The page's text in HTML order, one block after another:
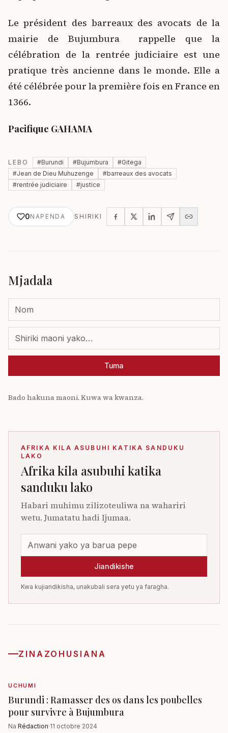
Le président des barreaux des avocats de la
mairie de Bujumbura rappelle que la
célébration de la rentrée judiciaire est une
pratique très ancienne dans le monde. Elle a
été célébrée pour la première fois en France en
1366.
Pacifique GAHAMA
LEBO #Burundi #Bujumbura #Gitega
#Jean de Dieu Muhuzenge #barreaux des avocats
#rentrée judiciaire #justice
0NAPENDA SHIRIKI
Mjadala
Tuma
Bado hakuna maoni. Kuwa wa kwanza.
AFRIKA KILA ASUBUHI KATIKA SANDUKU
LAKO
Afrika kila asubuhi katika
sanduku lako
Habari muhimu zilizoteuliwa na wahariri
wetu. Jumatatu hadi Ijumaa.
Jiandikishe
Kwa kujiandikisha, unakubali sera yetu ya faragha.
ZINAZOHUSIANA
UCHUMI
Burundi : Ramasser des os dans les poubelles
pour survivre à Bujumbura
Na Rédaction·11 octobre 2024